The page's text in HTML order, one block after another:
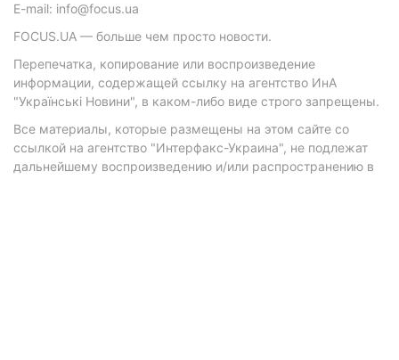
E-mail: info@focus.ua
FOCUS.UA — больше чем просто новости.
Перепечатка, копирование или воспроизведение
информации, содержащей ссылку на агентство ИнА
"Українські Новини", в каком-либо виде строго запрещены.
Все материалы, которые размещены на этом сайте со
ссылкой на агентство "Интерфакс-Украина", не подлежат
дальнейшему воспроизведению и/или распространению в